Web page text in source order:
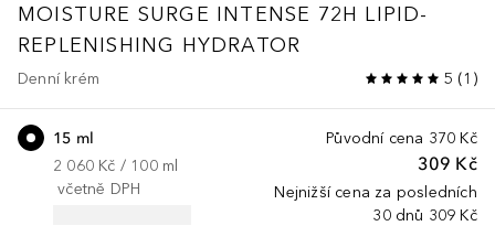
MOISTURE SURGE INTENSE 72H LIPID-
REPLENISHING HYDRATOR
Denní krém 5 (1 )
Původní cena 370 Kč
309 Kč
Nejnižší cena za posledních
30 dnů 309 Kč
15 ml
2 060 Kč / 100 ml
včetně DPH